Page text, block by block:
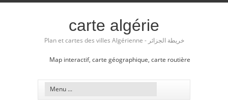
carte algérie
Plan et cartes des villes Algérienne - خريطة الجزائر
Map interactif, carte géographique, carte routière